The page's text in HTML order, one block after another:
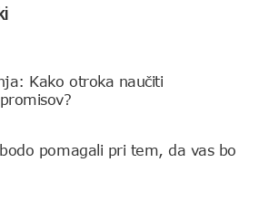
Kako otroka naučiti
pomagali pri tem, da vas bo